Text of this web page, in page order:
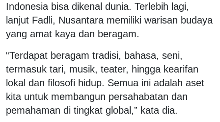
Indonesia bisa dikenal dunia. Terlebih lagi,
lanjut Fadli, Nusantara memiliki warisan budaya
yang amat kaya dan beragam.
“Terdapat beragam tradisi, bahasa, seni,
termasuk tari, musik, teater, hingga kearifan
lokal dan filosofi hidup. Semua ini adalah aset
kita untuk membangun persahabatan dan
pemahaman di tingkat global,” kata dia.